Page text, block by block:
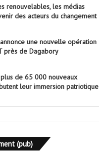
renouvelables, les médias
des acteurs du changement
une nouvelle opération
près de Dagabory
plus de 65 000 nouveaux
leur immersion patriotique
(pub)